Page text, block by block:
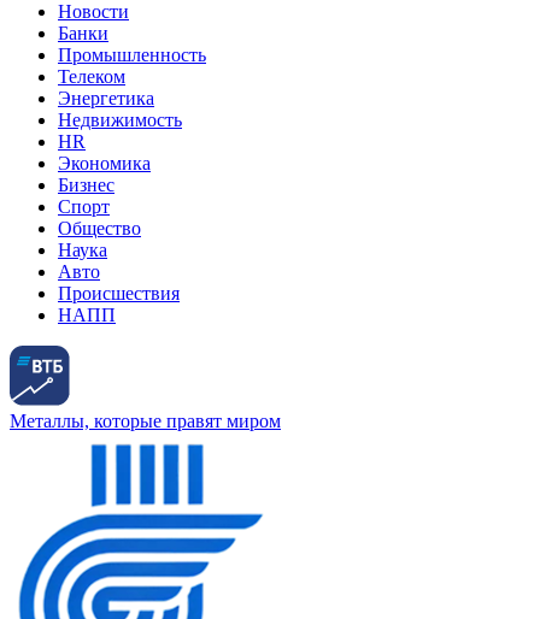
Новости
Банки
Промышленность
Телеком
Энергетика
Недвижимость
HR
Экономика
Бизнес
Спорт
Общество
Наука
Авто
Происшествия
НАПП
Металлы, которые правят миром